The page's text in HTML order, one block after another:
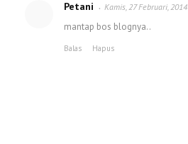
Petani Kamis, 27 Februari, 2014
mantap bos blognya..
Balas Hapus